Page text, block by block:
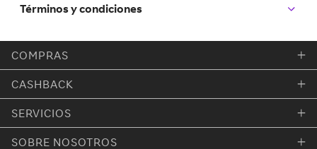
Términos y condiciones
COMPRAS
CASHBACK
SERVICIOS
SOBRE NOSOTROS